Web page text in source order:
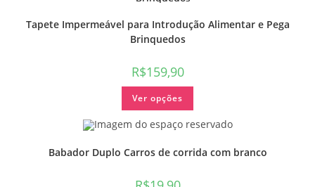
Tapete Impermeável para Introdução Alimentar e Pega
Brinquedos
R$159,90
Ver opções
Babador Duplo Carros de corrida com branco